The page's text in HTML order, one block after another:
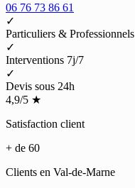
06 76 73 86 61
✓
Particuliers & Professionnels
✓
Interventions 7j/7
✓
Devis sous 24h
4,9/5 ★
Satisfaction client
+ de 60
Clients en Val-de-Marne